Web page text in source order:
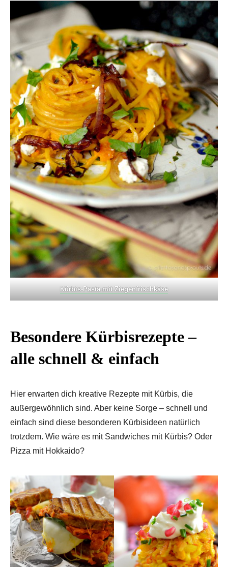
Kürbis-Pasta mit Ziegenfrischkäse
Besondere Kürbisrezepte–
alle schnell & einfach
Hier erwarten dich kreative Rezepte mit Kürbis, die
außergewöhnlich sind. Aber keine Sorge – schnell und
einfach sind diese besonderen Kürbisideen natürlich
trotzdem. Wie wäre es mit Sandwiches mit Kürbis? Oder
Pizza mit Hokkaido?